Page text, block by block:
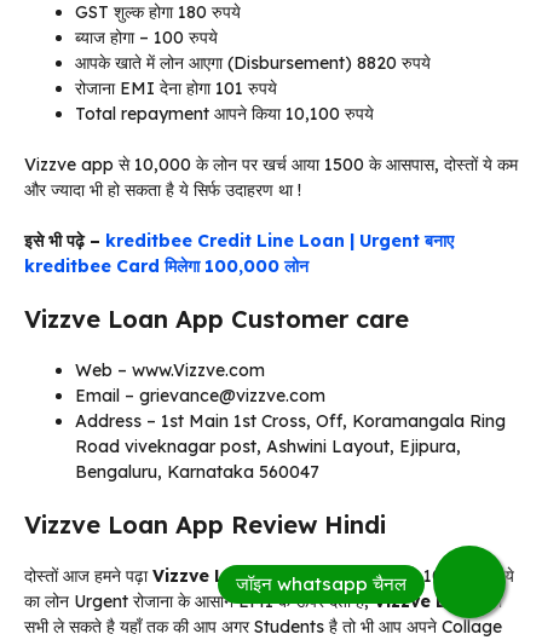
GST शुल्क होगा 180 रुपये
ब्याज होगा – 100 रुपये
आपके खाते में लोन आएगा (Disbursement) 8820 रुपये
रोजाना EMI देना होगा 101 रुपये
Total repayment आपने किया 10,100 रुपये
Vizzve app से 10,000 के लोन पर खर्च आया 1500 के आसपास, दोस्तों ये कम
और ज्यादा भी हो सकता है ये सिर्फ उदाहरण था !
इसे भी पढ़े – kreditbee Credit Line Loan | Urgent बनाए
kreditbee Card मिलेगा 100,000 लोन
Vizzve Loan App Customer care
Web – www.Vizzve.com
Email – grievance@vizzve.com
Address – 1st Main 1st Cross, Off, Koramangala Ring
Road viveknagar post, Ashwini Layout, Ejipura,
Bengaluru, Karnataka 560047
Vizzve Loan App Review Hindi
दोस्तों आज हमने पढ़ाVizzve Loan Appके बारे में जो की हमे 10,000 रुपये
का लोन Urgent रोजाना के आसान EMI के ऊपर देता है,Vizzve Loan
को
सभी ले सकते है यहाँ तक की आप अगर Students है तो भी आप अपने Collage